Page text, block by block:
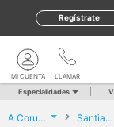
Regístrate
LLAMAR
MI CUENTA
Especialidades
A Coruña Santiago de Compostela